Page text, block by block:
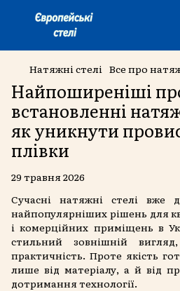
Натяжні стелі Все про
Найпоширеніші
встановленні
як уникнути
плівки
29 травня 2026
Сучасні натяжні стелі вже
найпопулярніших рішень для
і комерційних приміщень в
стильний зовнішній
практичність. Проте якість
лише від матеріалу, а й від
дотримання технології.